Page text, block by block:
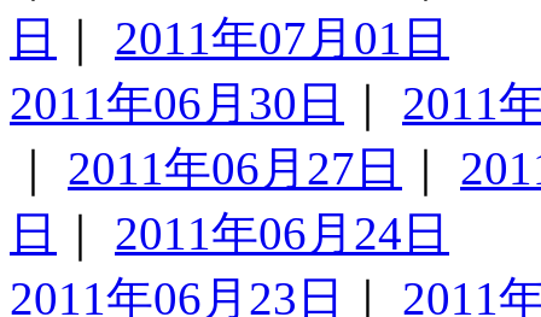
日
2011年07月01日
2011年06月30日
2011
2011年06月27日
日
2011年06月24日
2011年06月23日
2011